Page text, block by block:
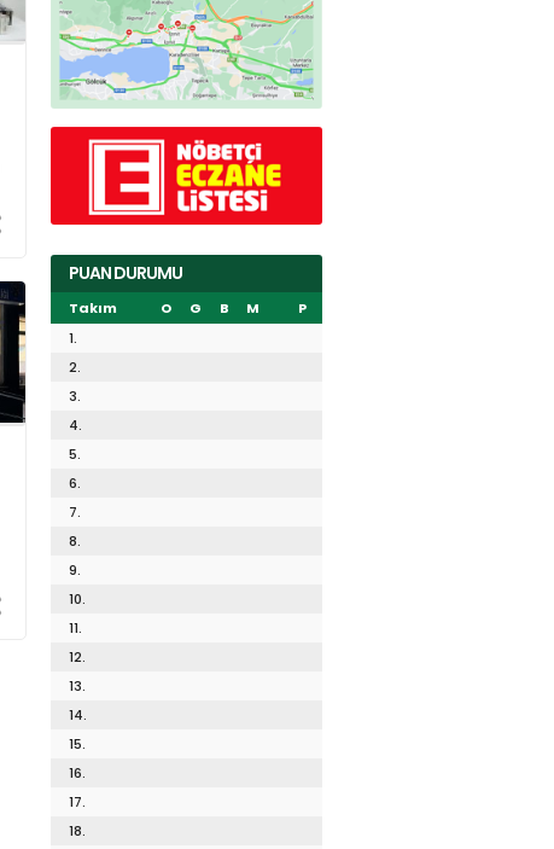
PUAN DURUMU
Takım O G B M
P
1.
2.
3.
4.
5.
6.
7.
8.
9.
10.
11.
12.
13.
14.
15.
16.
17.
18.